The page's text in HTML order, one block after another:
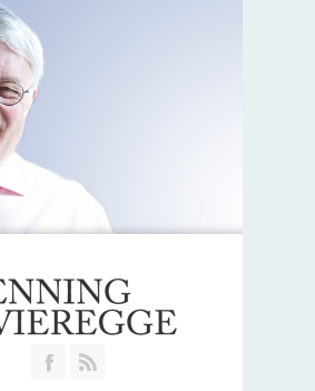
Join our Facebook Group